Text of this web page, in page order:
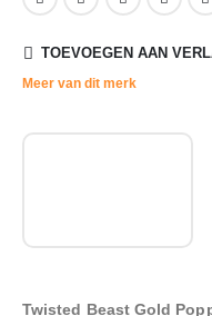
TOEVOEGEN AAN
Meer van dit merk
Twisted Beast Gold